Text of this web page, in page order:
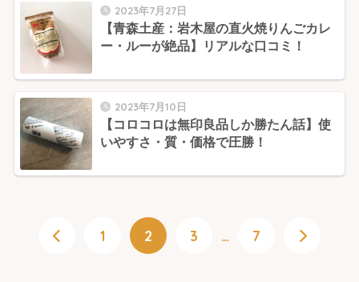
2023年7月27日
【青森土産：岩木屋の直火焼りんごカレ
ー・ルーが絶品】リアルな口コミ！
2023年7月10日
【コロコロは無印良品しか勝たん話】使
いやすさ・質・価格で圧勝！
1 2 3 … 7